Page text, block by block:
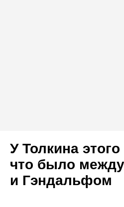
У Толкина
что было
и Гэндальфом